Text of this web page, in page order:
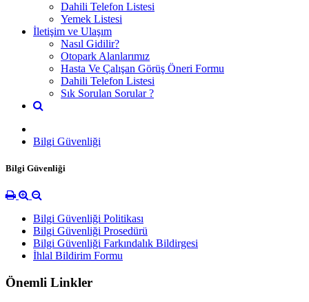
Dahili Telefon Listesi
Yemek Listesi
İletişim ve Ulaşım
Nasıl Gidilir?
Otopark Alanlarımız
Hasta Ve Çalışan Görüş Öneri Formu
Dahili Telefon Listesi
Sık Sorulan Sorular ?
Bilgi Güvenliği
Bilgi Güvenliği
Bilgi Güvenliği Politikası
Bilgi Güvenliği Prosedürü
Bilgi Güvenliği Farkındalık Bildirgesi
İhlal Bildirim Formu
Önemli Linkler